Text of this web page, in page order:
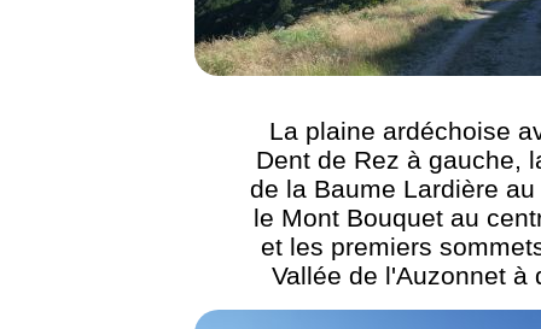
La plaine ardéchoise
Dent de Rez à gauche,
de la Baume Lardière
le Mont Bouquet au
et les premiers
Vallée de l'Auzonnet à